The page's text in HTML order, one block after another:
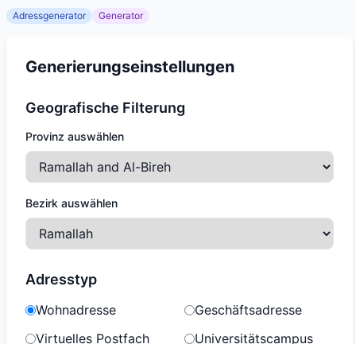
Adressgenerator Generator
Generierungseinstellungen
Geografische Filterung
Provinz auswählen
Bezirk auswählen
Adresstyp
Wohnadresse
Geschäftsadresse
Virtuelles Postfach
Universitätscampus